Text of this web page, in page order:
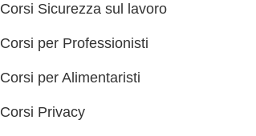
Corsi Sicurezza sul lavoro
Corsi per Professionisti
Corsi per Alimentaristi
Corsi Privacy